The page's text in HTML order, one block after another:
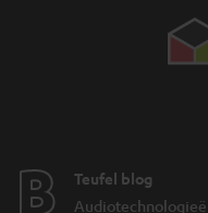
Teufel blog